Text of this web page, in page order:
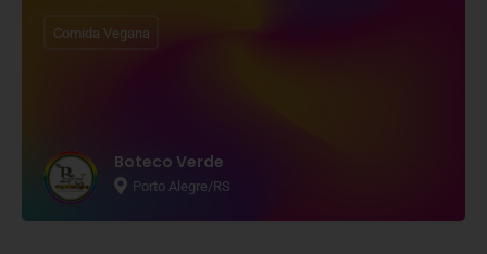
Boteco Verde
Porto Alegre/RS
Comida Vegana